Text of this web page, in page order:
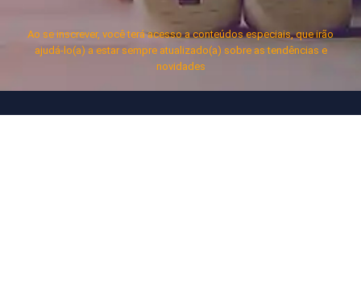
Ao se inscrever, você terá acesso a conteúdos especiais, que irão
ajudá-lo(a) a estar sempre atualizado(a) sobre as tendências e
novidades